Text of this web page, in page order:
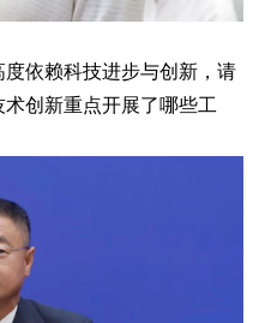
依赖科技进步与创新，请
创新重点开展了哪些工